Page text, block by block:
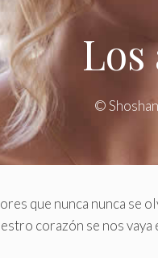
©Shoshan
que nunca nunca
corazón se nos vaya